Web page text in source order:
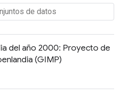
del año 2000: Proyecto de
(GIMP)